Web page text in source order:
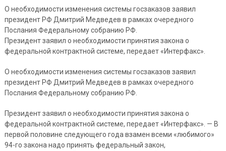
О необходимости изменения системы госзаказов заявил
президент РФ Дмитрий Медведев в рамках очередного
Послания Федеральному собранию РФ.
Президент заявил о необходимости принятия закона о
федеральной контрактной системе, передает «Интерфакс».
О необходимости изменения системы госзаказов заявил
президент РФ Дмитрий Медведев в рамках очередного
Послания Федеральному собранию РФ.
Президент заявил о необходимости принятия закона о
федеральной контрактной системе, передает «Интерфакс». — В
первой половине следующего года взамен всеми «любимого»
94-го закона надо принять федеральный закон,